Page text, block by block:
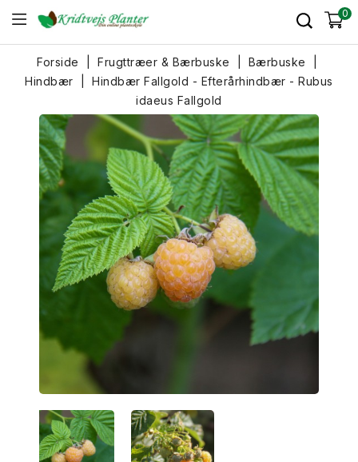
0
Forside Frugttræer & Bærbuske
Bærbuske
Hindbær
Hindbær Fallgold - Efterårhindbær - Rubus
idaeus Fallgold